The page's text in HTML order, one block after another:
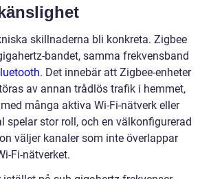
skillnaderna bli konkreta. Zigbee
bandet, samma frekvensband
. Det innebär att Zigbee-enheter
av annan trådlös trafik i hemmet,
många aktiva Wi-Fi-nätverk eller
spelar stor roll, och en välkonfigurerad
väljer kanaler som inte överlappar
Fi-nätverket.